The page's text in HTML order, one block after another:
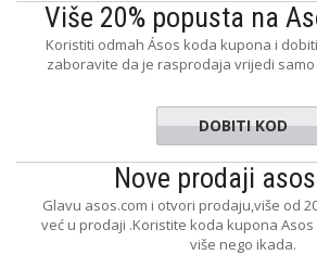
Više 20% popusta na
Koristiti odmah Ásos koda kupona i
zaboravite da je rasprodaja vrijedi
LEAPP20
DOBITI KOD
Nove prodaji
Glavu asos.com i otvori prodaju,više od
već u prodaji .Koristite koda kupona
više nego ikada.